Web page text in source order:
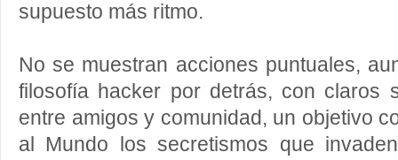
supuesto más ritmo.
No se muestran acciones puntuales,
filosofía hacker por detrás, con claros
entre amigos y comunidad, un objetivo
al Mundo los secretismos que